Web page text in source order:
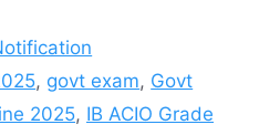
, govt exam, Govt
2025, IB ACIO Grade